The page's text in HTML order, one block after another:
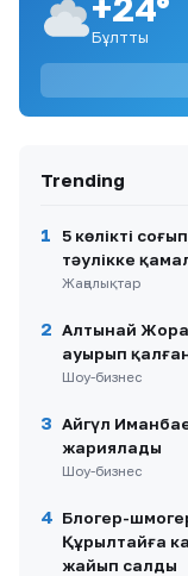
9
балаға
10
Бұлтты
Trending
1
5 көлікті
тәулікке
Жаңалықтар
2 Алтынай
ауырып
Шоу-бизнес
3 Айгүл
жариялады
Шоу-бизнес
4 Блогер-
Құрылтайға
жайып салды